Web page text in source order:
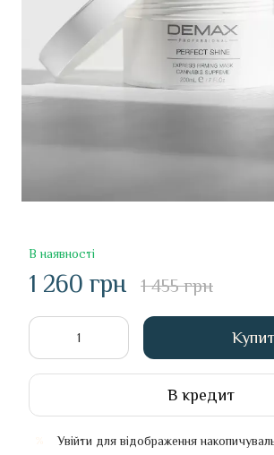
В наявності
1 260 грн 1 455 грн
В кредит
Увійти для відображення